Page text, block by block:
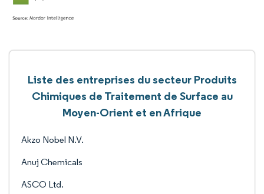
Liste des entreprises du secteur Produits
Chimiques de Traitement de Surface au
Moyen-Orient et en Afrique
Akzo Nobel N.V.
Anuj Chemicals
ASCO Ltd.